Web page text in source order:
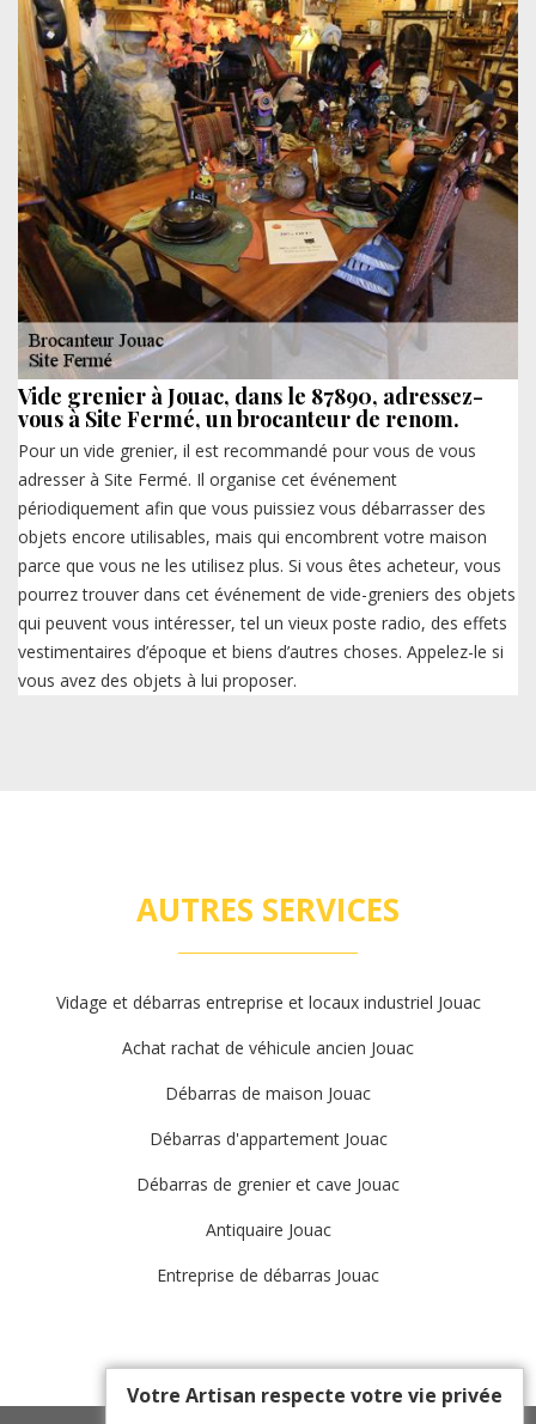
Vide grenier à Jouac, dans le 87890, adressez-
vous à Site Fermé, un brocanteur de renom.
Pour un vide grenier, il est recommandé pour vous de vous
adresser à Site Fermé. Il organise cet événement
périodiquement afin que vous puissiez vous débarrasser des
objets encore utilisables, mais qui encombrent votre maison
parce que vous ne les utilisez plus. Si vous êtes acheteur, vous
pourrez trouver dans cet événement de vide-greniers des objets
qui peuvent vous intéresser, tel un vieux poste radio, des effets
vestimentaires d’époque et biens d’autres choses. Appelez-le si
vous avez des objets à lui proposer.
AUTRES SERVICES
Vidage et débarras entreprise et locaux industriel Jouac
Achat rachat de véhicule ancien Jouac
Débarras de maison Jouac
Débarras d'appartement Jouac
Débarras de grenier et cave Jouac
Antiquaire Jouac
Entreprise de débarras Jouac
Votre Artisan respecte votre vie privée